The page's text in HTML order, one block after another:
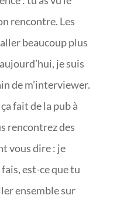
rencontre. Les
beaucoup plus
je suis
de m’interviewer.
fait de la pub à
rencontrez des
vous dire : je
est-ce que tu
ensemble sur